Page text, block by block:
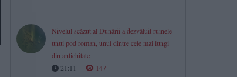
Nivelul scăzut al Dunării a dezvăluit ruinele
unui pod roman, unul dintre cele mai lungi
din antichitate
21:11
147